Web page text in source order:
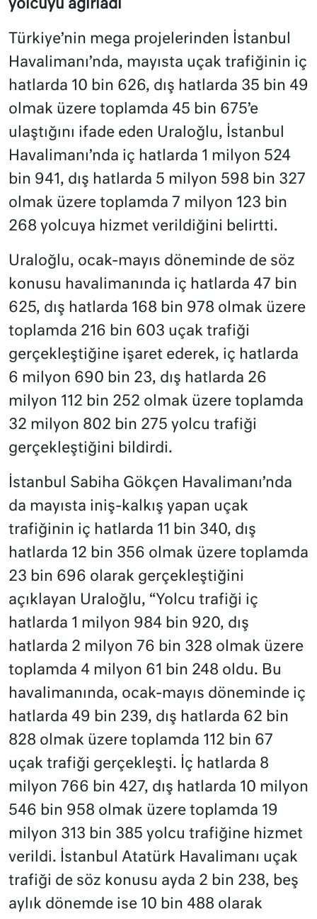
yolcuyu ağırladı
Türkiye’nin mega projelerinden İstanbul
Havalimanı’nda, mayısta uçak trafiğinin iç
hatlarda 10 bin 626, dış hatlarda 35 bin 49
olmak üzere toplamda 45 bin 675’e
ulaştığını ifade eden Uraloğlu, İstanbul
Havalimanı’nda iç hatlarda 1 milyon 524
bin 941, dış hatlarda 5 milyon 598 bin 327
olmak üzere toplamda 7 milyon 123 bin
268 yolcuya hizmet verildiğini belirtti.
Uraloğlu, ocak-mayıs döneminde de söz
konusu havalimanında iç hatlarda 47 bin
625, dış hatlarda 168 bin 978 olmak üzere
toplamda 216 bin 603 uçak trafiği
gerçekleştiğine işaret ederek, iç hatlarda
6 milyon 690 bin 23, dış hatlarda 26
milyon 112 bin 252 olmak üzere toplamda
32 milyon 802 bin 275 yolcu trafiği
gerçekleştiğini bildirdi.
İstanbul Sabiha Gökçen Havalimanı’nda
da mayısta iniş-kalkış yapan uçak
trafiğinin iç hatlarda 11 bin 340, dış
hatlarda 12 bin 356 olmak üzere toplamda
23 bin 696 olarak gerçekleştiğini
açıklayan Uraloğlu, “Yolcu trafiği iç
hatlarda 1 milyon 984 bin 920, dış
hatlarda 2 milyon 76 bin 328 olmak üzere
toplamda 4 milyon 61 bin 248 oldu. Bu
havalimanında, ocak-mayıs döneminde iç
hatlarda 49 bin 239, dış hatlarda 62 bin
828 olmak üzere toplamda 112 bin 67
uçak trafiği gerçekleşti. İç hatlarda 8
milyon 766 bin 427, dış hatlarda 10 milyon
546 bin 958 olmak üzere toplamda 19
milyon 313 bin 385 yolcu trafiğine hizmet
verildi. İstanbul Atatürk Havalimanı uçak
trafiği de söz konusu ayda 2 bin 238, beş
aylık dönemde ise 10 bin 488 olarak